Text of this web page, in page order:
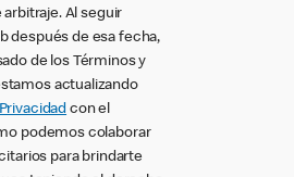
Al seguir
después de esa fecha,
de los Términos y
actualizando
con el
podemos colaborar
para brindarte